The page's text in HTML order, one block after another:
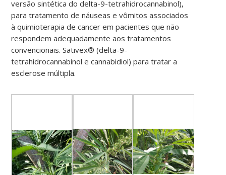
versão sintética do delta-9-tetrahidrocannabinol),
para tratamento de náuseas e vômitos associados
à quimioterapia de cancer em pacientes que não
respondem adequadamente aos tratamentos
convencionais. Sativex® (delta-9-
tetrahidrocannabinol e cannabidiol) para tratar a
esclerose múltipla.